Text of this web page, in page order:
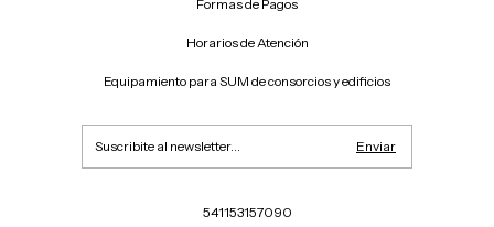
Formas de Pagos
Horarios de Atención
Equipamiento para SUM de consorcios y edificios
541153157090